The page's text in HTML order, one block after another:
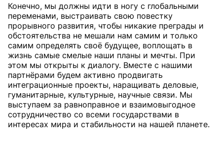
Конечно, мы должны идти в ногу с глобальными
переменами, выстраивать свою повестку
прорывного развития, чтобы никакие преграды и
обстоятельства не мешали нам самим и только
самим определять своё будущее, воплощать в
жизнь самые смелые наши планы и мечты. При
этом мы открыты к диалогу. Вместе с нашими
партнёрами будем активно продвигать
интеграционные проекты, наращивать деловые,
гуманитарные, культурные, научные связи. Мы
выступаем за равноправное и взаимовыгодное
сотрудничество со всеми государствами в
интересах мира и стабильности на нашей планете.